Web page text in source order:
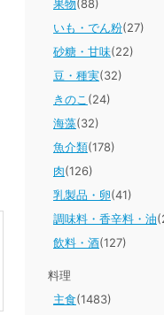
果物(88)
いも・でん粉(27)
砂糖・甘味(22)
豆・種実(32)
きのこ (24)
海藻(32)
魚介類(178)
肉(126)
乳製品・卵(41)
調味料・香辛料・油
飲料・酒(127)
料理
主食(1483)